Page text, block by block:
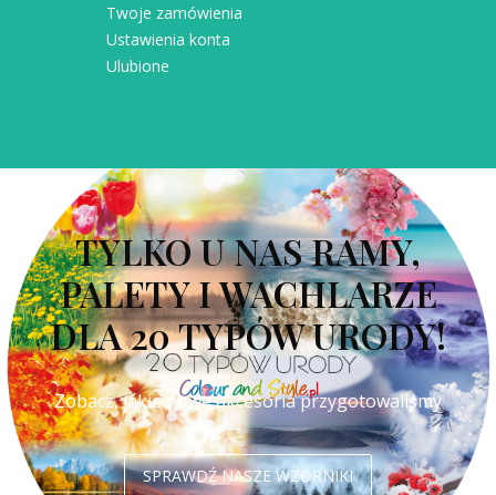
Twoje zamówienia
Ustawienia konta
Ulubione
TYLKO U NAS RAMY,
PALETY I WACHLARZE
DLA 20 TYPÓW URODY!
Zobacz, jakie nowe akcesoria przygotowaliśmy
SPRAWDŹ NASZE WZORNIKI